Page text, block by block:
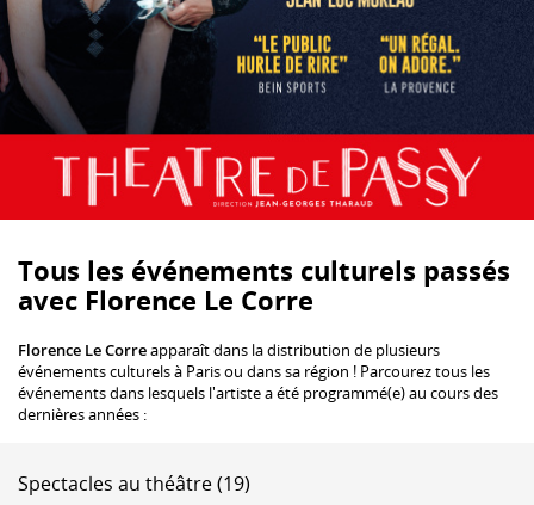
Tous les événements culturels passés
avec Florence Le Corre
Florence Le Correapparaît dans la distribution de plusieurs
événements culturels à Paris ou dans sa région ! Parcourez tous les
événements dans lesquels l'artiste a été programmé(e) au cours des
dernières années :
Spectacles au théâtre (19)